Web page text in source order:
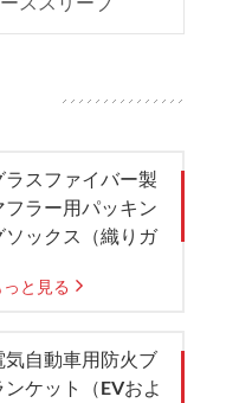
ラスファイバー製
フラー用パッキン
ソックス（織りガ
き）
っと見る
気自動車用防火ブ
ンケット（EVおよ